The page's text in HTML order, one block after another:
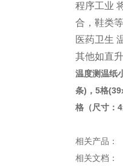
程序工业
合，鞋类
医药卫生
其他如直
温度测温纸
条)，5格
格（尺寸：
相关产品：
相关文档：